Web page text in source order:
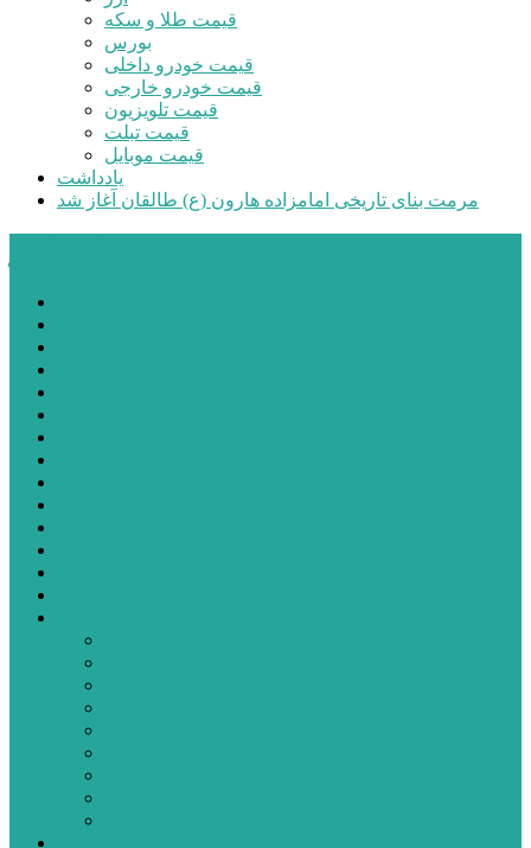
قیمت طلا و سکه
بورس
قیمت خودرو داخلی
قیمت خودرو خارجی
قیمت تلویزیون
قیمت تبلت
قیمت موبایل
یادداشت
مرمت بنای تاریخی امامزاده هارون (ع) طالقان آغاز شد